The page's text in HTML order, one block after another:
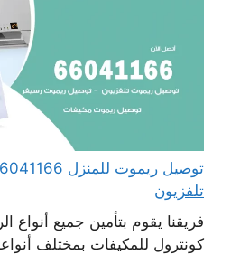
تلفزيون
فريقنا يقوم بتأمين جميع أنواع
كونترول للمكيفات بمختلف